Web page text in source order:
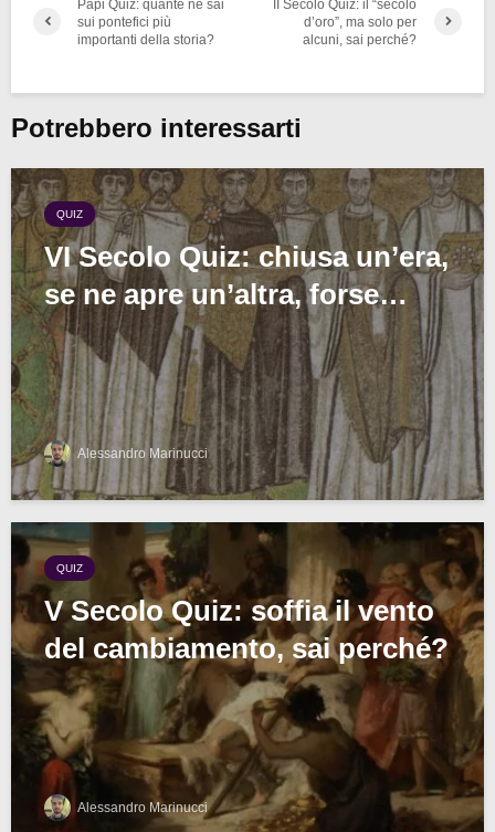
Papi Quiz: quante ne sai
sui pontefici più
importanti della storia?
II Secolo Quiz: il “secolo
d’oro”, ma solo per
alcuni, sai perché?
Potrebbero interessarti
QUIZ
VI Secolo Quiz: chiusa un’era,
se ne apre un’altra, forse…
Alessandro Marinucci
QUIZ
V Secolo Quiz: soffia il vento
del cambiamento, sai perché?
Alessandro Marinucci